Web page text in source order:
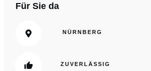
Für Sie da
NÜRNBERG
ZUVERLÄSSIG